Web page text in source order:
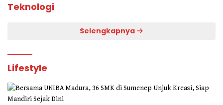
Teknologi
Selengkapnya
Lifestyle